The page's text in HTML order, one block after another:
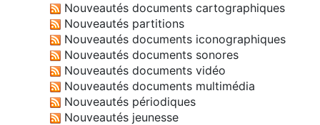
Nouveautés documents cartographiques
Nouveautés partitions
Nouveautés documents iconographiques
Nouveautés documents sonores
Nouveautés documents vidéo
Nouveautés documents multimédia
Nouveautés périodiques
Nouveautés jeunesse